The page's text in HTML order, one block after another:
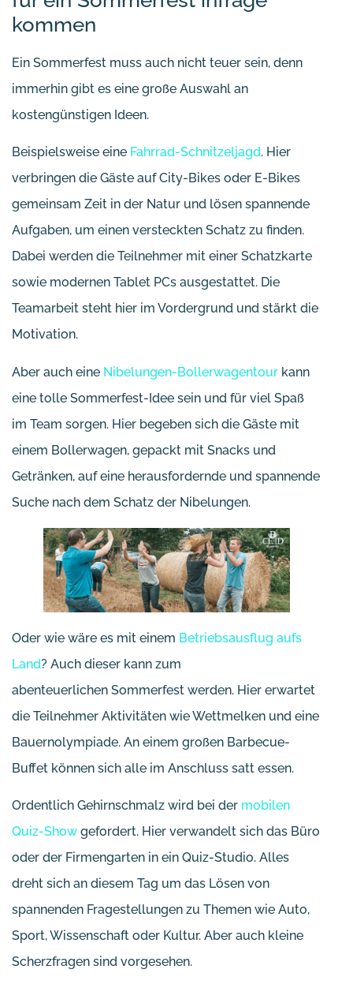
kommen
Ein Sommerfest muss auch nicht teuer sein, denn
immerhin gibt es eine große Auswahl an
kostengünstigen Ideen.
Beispielsweise eine Fahrrad-Schnitzeljagd. Hier
verbringen die Gäste auf City-Bikes oder E-Bikes
gemeinsam Zeit in der Natur und lösen spannende
Aufgaben, um einen versteckten Schatz zu finden.
Dabei werden die Teilnehmer mit einer Schatzkarte
sowie modernen Tablet PCs ausgestattet. Die
Teamarbeit steht hier im Vordergrund und stärkt die
Motivation.
Aber auch eine Nibelungen-Bollerwagentour kann
eine tolle Sommerfest-Idee sein und für viel Spaß
im Team sorgen. Hier begeben sich die Gäste mit
einem Bollerwagen, gepackt mit Snacks und
Getränken, auf eine herausfordernde und spannende
Suche nach dem Schatz der Nibelungen.
Oder wie wäre es mit einem Betriebsausflug aufs
Land? Auch dieser kann zum
abenteuerlichen Sommerfest werden. Hier erwartet
die Teilnehmer Aktivitäten wie Wettmelken und eine
Bauernolympiade. An einem großen Barbecue-
Buffet können sich alle im Anschluss satt essen.
Ordentlich Gehirnschmalz wird bei der mobilen
Quiz-Show gefordert. Hier verwandelt sich das Büro
oder der Firmengarten in ein Quiz-Studio. Alles
dreht sich an diesem Tag um das Lösen von
spannenden Fragestellungen zu Themen wie Auto,
Sport, Wissenschaft oder Kultur. Aber auch kleine
Scherzfragen sind vorgesehen.